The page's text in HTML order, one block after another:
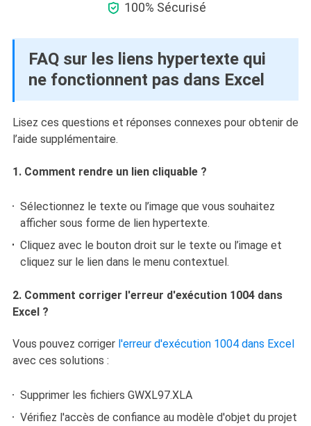
 100% Sécurisé
FAQ sur les liens hypertexte qui
ne fonctionnent pas dans Excel
Lisez ces questions et réponses connexes pour obtenir de
l’aide supplémentaire.
1. Comment rendre un lien cliquable ?
Sélectionnez le texte ou l’image que vous souhaitez
afficher sous forme de lien hypertexte.
Cliquez avec le bouton droit sur le texte ou l’image et
cliquez sur le lien dans le menu contextuel.
2. Comment corriger l'erreur d'exécution 1004 dans
Excel ?
Vous pouvez corriger l'erreur d'exécution 1004 dans Excel
avec ces solutions :
Supprimer les fichiers GWXL97.XLA
Vérifiez l'accès de confiance au modèle d'objet du projet